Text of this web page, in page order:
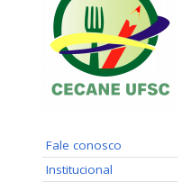
Fale conosco
Institucional